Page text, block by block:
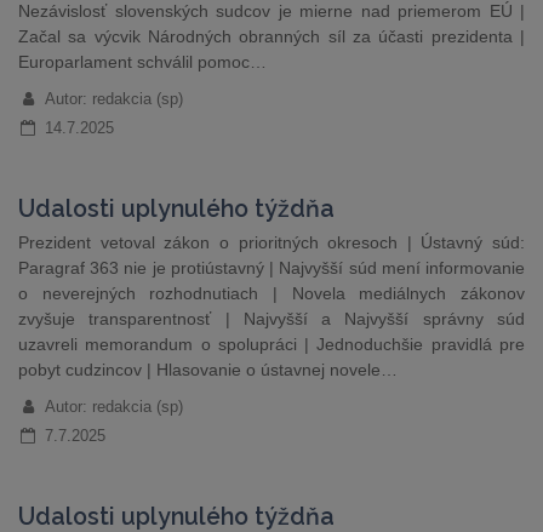
Nezávislosť slovenských sudcov je mierne nad priemerom EÚ |
Začal sa výcvik Národných obranných síl za účasti prezidenta |
Europarlament schválil pomoc…
Autor: redakcia (sp)
14.7.2025
Udalosti uplynulého týždňa
Prezident vetoval zákon o prioritných okresoch | Ústavný súd:
Paragraf 363 nie je protiústavný | Najvyšší súd mení informovanie
o neverejných rozhodnutiach | Novela mediálnych zákonov
zvyšuje transparentnosť | Najvyšší a Najvyšší správny súd
uzavreli memorandum o spolupráci | Jednoduchšie pravidlá pre
pobyt cudzincov | Hlasovanie o ústavnej novele…
Autor: redakcia (sp)
7.7.2025
Udalosti uplynulého týždňa